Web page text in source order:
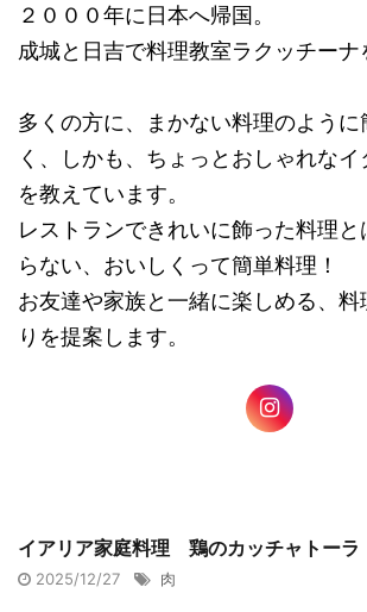
２０００年に日本へ帰国。
成城と日吉で料理教室ラクッチーナ
多くの方に、まかない料理のように
く、しかも、ちょっとおしゃれなイ
を教えています。
レストランできれいに飾った料理
らない、おいしくって簡単料理！
お友達や家族と一緒に楽しめる、
りを提案します。
イアリア家庭料理 鶏のカッチャトーラ
2025/12/27 肉